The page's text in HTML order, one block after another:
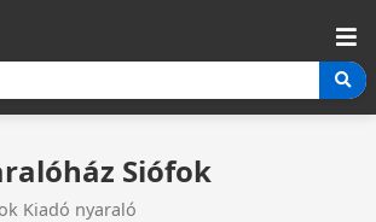
Siófok
Kiadó nyaraló